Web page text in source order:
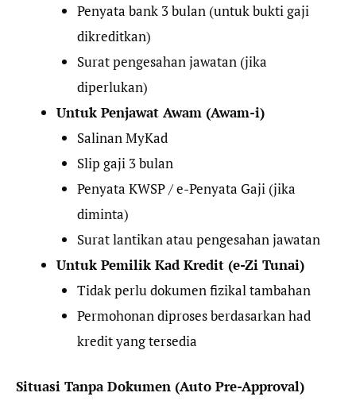
Penyata bank 3 bulan (untuk bukti gaji
dikreditkan)
Surat pengesahan jawatan (jika
diperlukan)
Untuk Penjawat Awam (Awam-i)
Salinan MyKad
Slip gaji 3 bulan
Penyata KWSP / e-Penyata Gaji (jika
diminta)
Surat lantikan atau pengesahan jawatan
Untuk Pemilik Kad Kredit (e-Zi Tunai)
Tidak perlu dokumen fizikal tambahan
Permohonan diproses berdasarkan had
kredit yang tersedia
Situasi Tanpa Dokumen (Auto Pre-Approval)